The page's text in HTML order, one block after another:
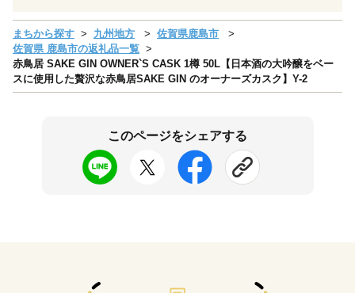
まちから探す 九州地方
佐賀県鹿島市
佐賀県 鹿島市の返礼品一覧
赤鳥居 SAKE GIN OWNER`S CASK 1樽 50L【日本酒の大吟醸をベー
スに使用した贅沢な赤鳥居SAKE GIN のオーナーズカスク】Y-2
このページをシェアする